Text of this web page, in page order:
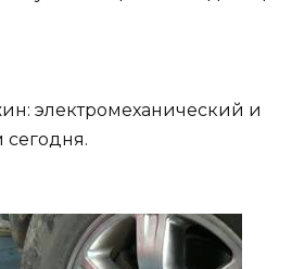
электромеханический и